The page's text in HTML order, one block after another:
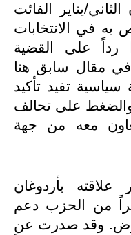
يناير الفائت
في الانتخابات
رداً على القضية
مقال سابق هنا
سياسية تفيد تأكيد
على تحالف
معه من جهة
بأردوغان
من الحزب دعم
وقد صدرت عن